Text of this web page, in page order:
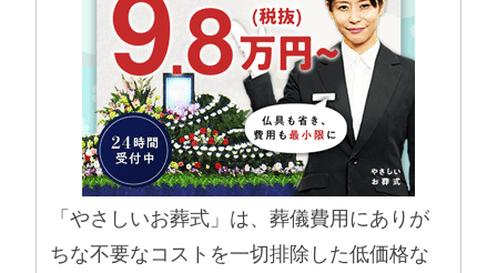
「やさしいお葬式」は、葬儀費用にありが
ちな不要なコストを一切排除した低価格な